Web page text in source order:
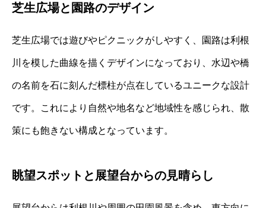
芝生広場と園路のデザイン
芝生広場では遊びやピクニックがしやすく、園路は利根
川を模した曲線を描くデザインになっており、水辺や橋
の名前を石に刻んだ標柱が点在しているユニークな設計
です。これにより自然や地名など地域性を感じられ、散
策にも飽きない構成となっています。
眺望スポットと展望台からの見晴らし